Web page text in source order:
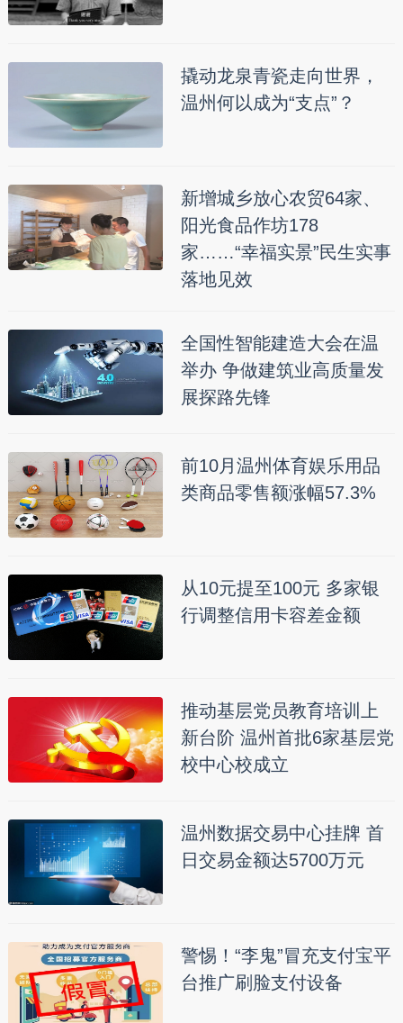
撬动龙泉青瓷走向世界，
温州何以成为“支点”？
新增城乡放心农贸64家、
阳光食品作坊178
家……“幸福实景”民生实事
落地见效
全国性智能建造大会在温
举办 争做建筑业高质量发
展探路先锋
前10月温州体育娱乐用品
类商品零售额涨幅57.3%
从10元提至100元 多家银
行调整信用卡容差金额
推动基层党员教育培训上
新台阶 温州首批6家基层党
校中心校成立
温州数据交易中心挂牌 首
日交易金额达5700万元
警惕！“李鬼”冒充支付宝平
台推广刷脸支付设备